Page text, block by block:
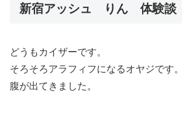
新宿アッシュ りん 体験談
どうもカイザーです。
そろそろアラフィフになるオヤジです。
腹が出てきました。